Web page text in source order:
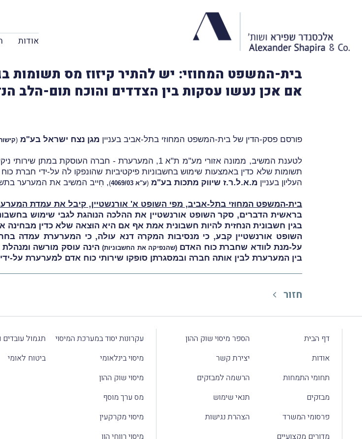
אודות
בית-המשפט המחוזי: יש להתיר קיזוז מס תשומות
אם אכן נעשו עסקות בין הצדדים והוכח תום-הלב
פורסם פסק-הדין של בית-המשפט המחוזי בתל-אביב בעניין מגן נצח ישראל בע"מ (
לטענת המשיב, ממונה אזורי מע"מ ת"א 1, המערערת - חברה
תשומות שלא כדין באמצעות שימוש בחשבוניות פיקטיביות שהונפקו לה על-ידי חברת
העליון בעניין מ.א.ל.ר.ז שיווק מתכות בע"מ (ע"א 4069/03 ), חִייב המשיב את המערער
בית-המשפט המחוזי בתל-אביב, מפי השופט א' אורנשטיין, קיבל את עמדת
בראשית הדברים, סקר השופט אורנשטיין את ההלכה הנוהגת לגבי שימוש
בגין חשבונית הנחזית להיות חשבונית אמת אף אם היא הוּצאה שלא כדין מבּחינה
השופט אורנשטיין קבע, כי מנסיבות המקרה דנא עולה, כי המערערת עמדה
על-מנת לוודא שחברת כוח האדם (שהנפיקה את החשבוניות)הינה עוסק מורשה ומנהלת
בין המערערת לבין אותה חברה ובמסגרתן סופקו שירותי כוח אדם למערערת על-
חזור
דף הבית
אודות
תחומי התמחות
מבזקים
פרסומי המשרד
מדורים מקצועיים
הספר מיסוי שוק ההון
יצירת קשר
הרשמה למבזקים
תנאי שימוש
הצהרת נגישות
עקרונות יסוד במערכת המיסוי
מיסוי בינלאומי
מיסוי שוק ההון
מס ערך מוסף
מיסוי מקרקעין
מיסוי רווחי הון
תגמול עובדים
ביטוח לאומי